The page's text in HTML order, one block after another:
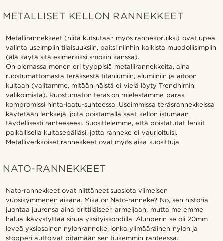
METALLISET KELLON RANNEKKEET
Metallirannekkeet (niitä kutsutaan myös rannekoruiksi) ovat upea
valinta useimpiin tilaisuuksiin, paitsi niinhin kaikista muodollisimpiin
(älä käytä sitä esimerkiksi smokin kanssa).
On olemassa monen eri tyyppisiä metallirannekkeita, aina
ruostumattomasta teräksestä titaniumiin, alumiiniin ja aitoon
kultaan (valitamme, mitään näistä ei vielä löyty Trendhimin
valikoimista). Ruostumaton teräs on mielestämme paras
kompromissi hinta-laatu-suhteessa. Useimmissa teräsrannekkeissa
käytetään lenkkejä, joita poistamalla saat kellon istumaan
täydellisesti ranteeseesi. Suosittelemme, että poistatutat lenkit
paikallisella kultasepälläsi, jotta ranneke ei vaurioituisi.
Metalliverkkoiset rannekkeet ovat myös aika suosittuja.
NATO-RANNEKKEET
Nato-rannekkeet ovat niittäneet suosiota viimeisen
vuosikymmenen aikana. Mikä on Nato-ranneke? No, sen historia
juontaa juurensa aina brittiläiseen armeijaan, mutta me emme
halua ikävystyttää sinua yksityiskohdilla. Alunperin se oli 20mm
leveä yksiosainen nylonranneke, jonka ylimääräinen nylon ja
stopperi auttoivat pitämään sen tiukemmin ranteessa.